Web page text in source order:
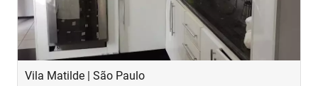
Vila Matilde | São Paulo